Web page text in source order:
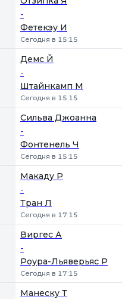
-
Фетекэу И
Сегодня в 15:15
Демс Й
-
Штайнкамп М
Сегодня в 15:15
Сильва Джоанна
-
Фонтенель Ч
Сегодня в 15:15
Макаду Р
-
Тран Л
Сегодня в 17:15
Виргес А
-
Роура-Льяверьяс Р
Сегодня в 17:15
Манеску Т